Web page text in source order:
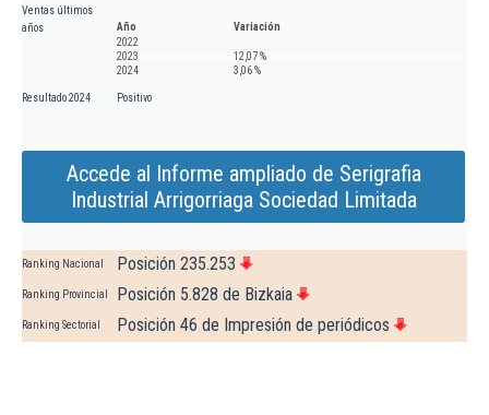
Ventas últimos
años
Año
Variación
2022
2023
12,07 %
2024
3,06 %
Resultado 2024 Positivo
Accede al Informe ampliado de Serigrafia
Industrial Arrigorriaga Sociedad Limitada
Ranking Nacional Posición 235.253
Ranking Provincial Posición 5.828 de Bizkaia
Ranking Sectorial Posición 46 de Impresión de periódicos